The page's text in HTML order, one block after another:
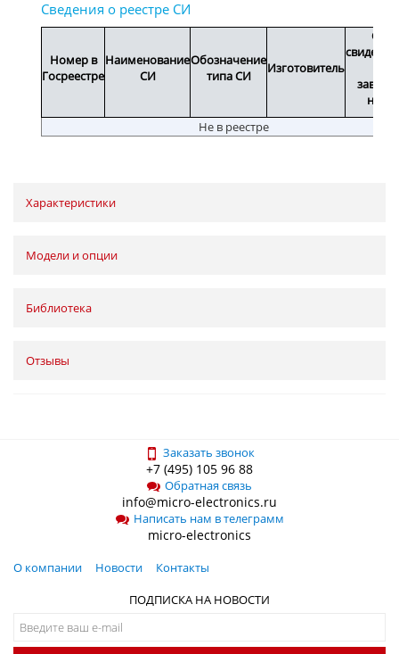
Номер в
Госреестре
Наименование
СИ
Обозначение
типа СИ
Изготовитель
Срок
Не в реестре
Характеристики
Модели и опции
Библиотека
Отзывы
Заказать звонок
+7 (495) 105 96 88
Обратная связь
info@micro-electronics.ru
Написать нам в телеграмм
micro-electronics
О компании Новости
Контакты
ПОДПИСКА НА НОВОСТИ